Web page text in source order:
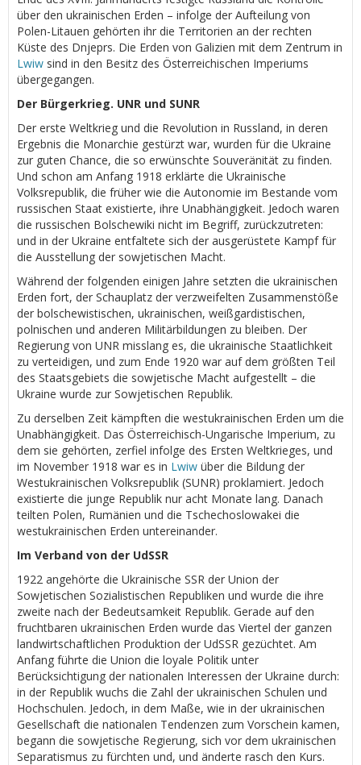
über den ukrainischen Erden – infolge der Aufteilung von
Polen-Litauen gehörten ihr die Territorien an der rechten
Küste des Dnjeprs. Die Erden von Galizien mit dem Zentrum in
Lwiw sind in den Besitz des Österreichischen Imperiums
übergegangen.
Der Bürgerkrieg. UNR und SUNR
Der erste Weltkrieg und die Revolution in Russland, in deren
Ergebnis die Monarchie gestürzt war, wurden für die Ukraine
zur guten Chance, die so erwünschte Souveränität zu finden.
Und schon am Anfang 1918 erklärte die Ukrainische
Volksrepublik, die früher wie die Autonomie im Bestande vom
russischen Staat existierte, ihre Unabhängigkeit. Jedoch waren
die russischen Bolschewiki nicht im Begriff, zurückzutreten:
und in der Ukraine entfaltete sich der ausgerüstete Kampf für
die Ausstellung der sowjetischen Macht.
Während der folgenden einigen Jahre setzten die ukrainischen
Erden fort, der Schauplatz der verzweifelten Zusammenstöße
der bolschewistischen, ukrainischen, weißgardistischen,
polnischen und anderen Militärbildungen zu bleiben. Der
Regierung von UNR misslang es, die ukrainische Staatlichkeit
zu verteidigen, und zum Ende 1920 war auf dem größten Teil
des Staatsgebiets die sowjetische Macht aufgestellt – die
Ukraine wurde zur Sowjetischen Republik.
Zu derselben Zeit kämpften die westukrainischen Erden um die
Unabhängigkeit. Das Österreichisch-Ungarische Imperium, zu
dem sie gehörten, zerfiel infolge des Ersten Weltkrieges, und
im November 1918 war es in Lwiw über die Bildung der
Westukrainischen Volksrepublik (SUNR) proklamiert. Jedoch
existierte die junge Republik nur acht Monate lang. Danach
teilten Polen, Rumänien und die Tschechoslowakei die
westukrainischen Erden untereinander.
Im Verband von der UdSSR
1922 angehörte die Ukrainische SSR der Union der
Sowjetischen Sozialistischen Republiken und wurde die ihre
zweite nach der Bedeutsamkeit Republik. Gerade auf den
fruchtbaren ukrainischen Erden wurde das Viertel der ganzen
landwirtschaftlichen Produktion der UdSSR gezüchtet. Am
Anfang führte die Union die loyale Politik unter
Berücksichtigung der nationalen Interessen der Ukraine durch:
in der Republik wuchs die Zahl der ukrainischen Schulen und
Hochschulen. Jedoch, in dem Maße, wie in der ukrainischen
Gesellschaft die nationalen Tendenzen zum Vorschein kamen,
begann die sowjetische Regierung, sich vor dem ukrainischen
Separatismus zu fürchten und, und änderte rasch den Kurs.